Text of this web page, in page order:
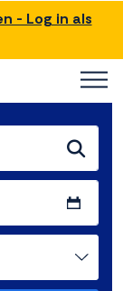
- Log in als